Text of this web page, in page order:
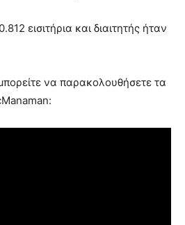
εισιτήρια και διαιτητής ήταν
να παρακολουθήσετε τα